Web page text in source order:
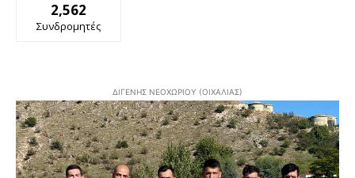
2,562
Συνδρομητές
ΔΙΓΕΝΗΣ ΝΕΟΧΩΡΙΟΥ (ΟΙΧΑΛΙΑΣ)